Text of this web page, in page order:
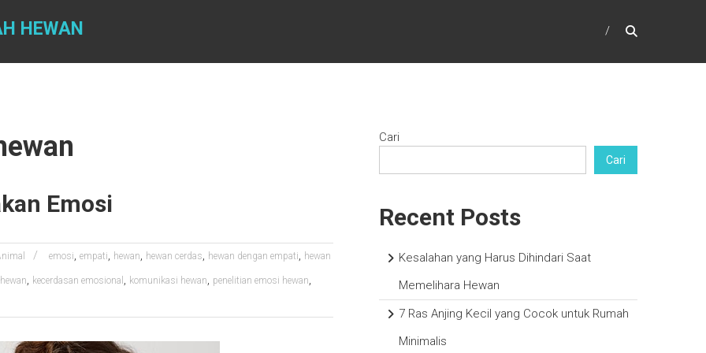
HEWAN
Emosi
emosi, empati, hewan, hewan cerdas, hewan dengan empati, hewan
, kecerdasan emosional , komunikasi hewan, penelitian emosi hewan,
Cari
Cari
Recent Posts
Kesalahan yang Harus Dihindari Saat
Memelihara Hewan
7 Ras Anjing Kecil yang Cocok untuk Rumah
Minimalis